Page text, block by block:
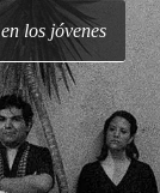
los jóvenes